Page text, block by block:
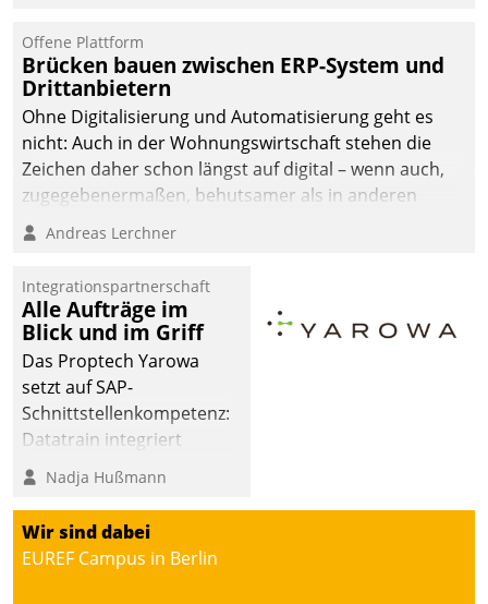
Offene Plattform
Brücken bauen zwischen ERP-System und
Drittanbietern
Ohne Digitalisierung und Automatisierung geht es
nicht: Auch in der Wohnungswirtschaft stehen die
Zeichen daher schon längst auf digital – wenn auch,
zugegebenermaßen, behutsamer als in anderen
Branchen.
Andreas Lerchner
Integrationspartnerschaft
Alle Aufträge im
Blick und im Griff
Das Proptech Yarowa
setzt auf SAP-
Schnittstellenkompetenz:
Datatrain integriert
Yarowas Portal zur
Vergabe und Verwaltung
von Aufträgen der
operativen
Instandhaltung in die
Nadja Hußmann
Wir sind dabei
EUREF Campus in Berlin